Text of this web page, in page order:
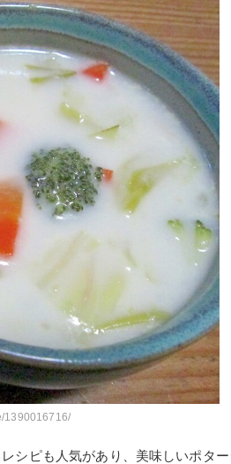
1390016716/
シピも人気があり、美味しいポタ